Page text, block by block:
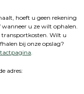
hoeft u geen rekening
u ze wilt ophalen.
Wilt u
bij onze opslag?
.
adres: